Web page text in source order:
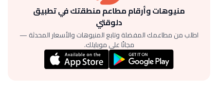
منيوهات وأرقام مطاعم منطقتك في تطبيق
دلوقتي
اطلب من مطاعمك المفضلة وتابع المنيوهات والأسعار المحدثة —
مجانًا على موبايلك.